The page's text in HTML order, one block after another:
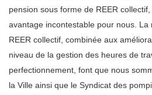
pension sous forme de REER
avantage incontestable pour nous. La
REER collectif, combinée aux
niveau de la gestion des heures de
perfectionnement, font que nous
la Ville ainsi que le Syndicat des